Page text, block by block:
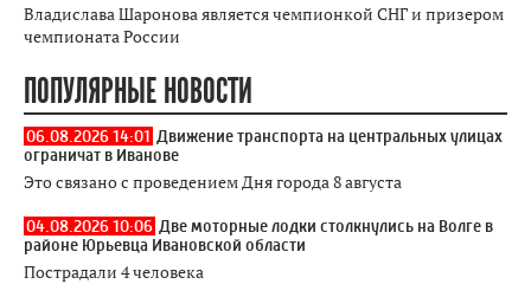
Владислава Шаронова является чемпионкой СНГ и призером
чемпионата России
ПОПУЛЯРНЫЕ НОВОСТИ
06.08.2026 14:01 Движение транспорта на центральных улицах
ограничат в Иванове
Это связано с проведением Дня города 8 августа
04.08.2026 10:06 Две моторные лодки столкнулись на Волге в
районе Юрьевца Ивановской области
Пострадали 4 человека